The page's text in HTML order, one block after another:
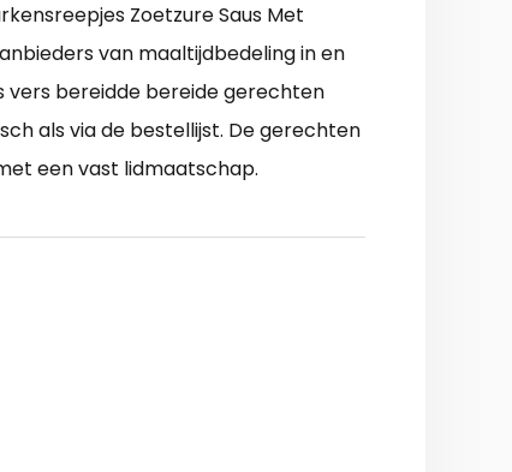
Zoetzure Saus Met
van maaltijdbedeling in en
vers bereidde bereide gerechten
als via de bestellijst. De gerechten
een vast lidmaatschap.